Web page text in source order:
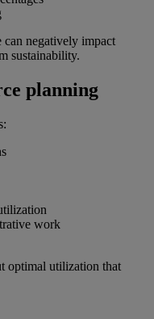
can negatively impact
sustainability.
planning
work
optimal utilization that